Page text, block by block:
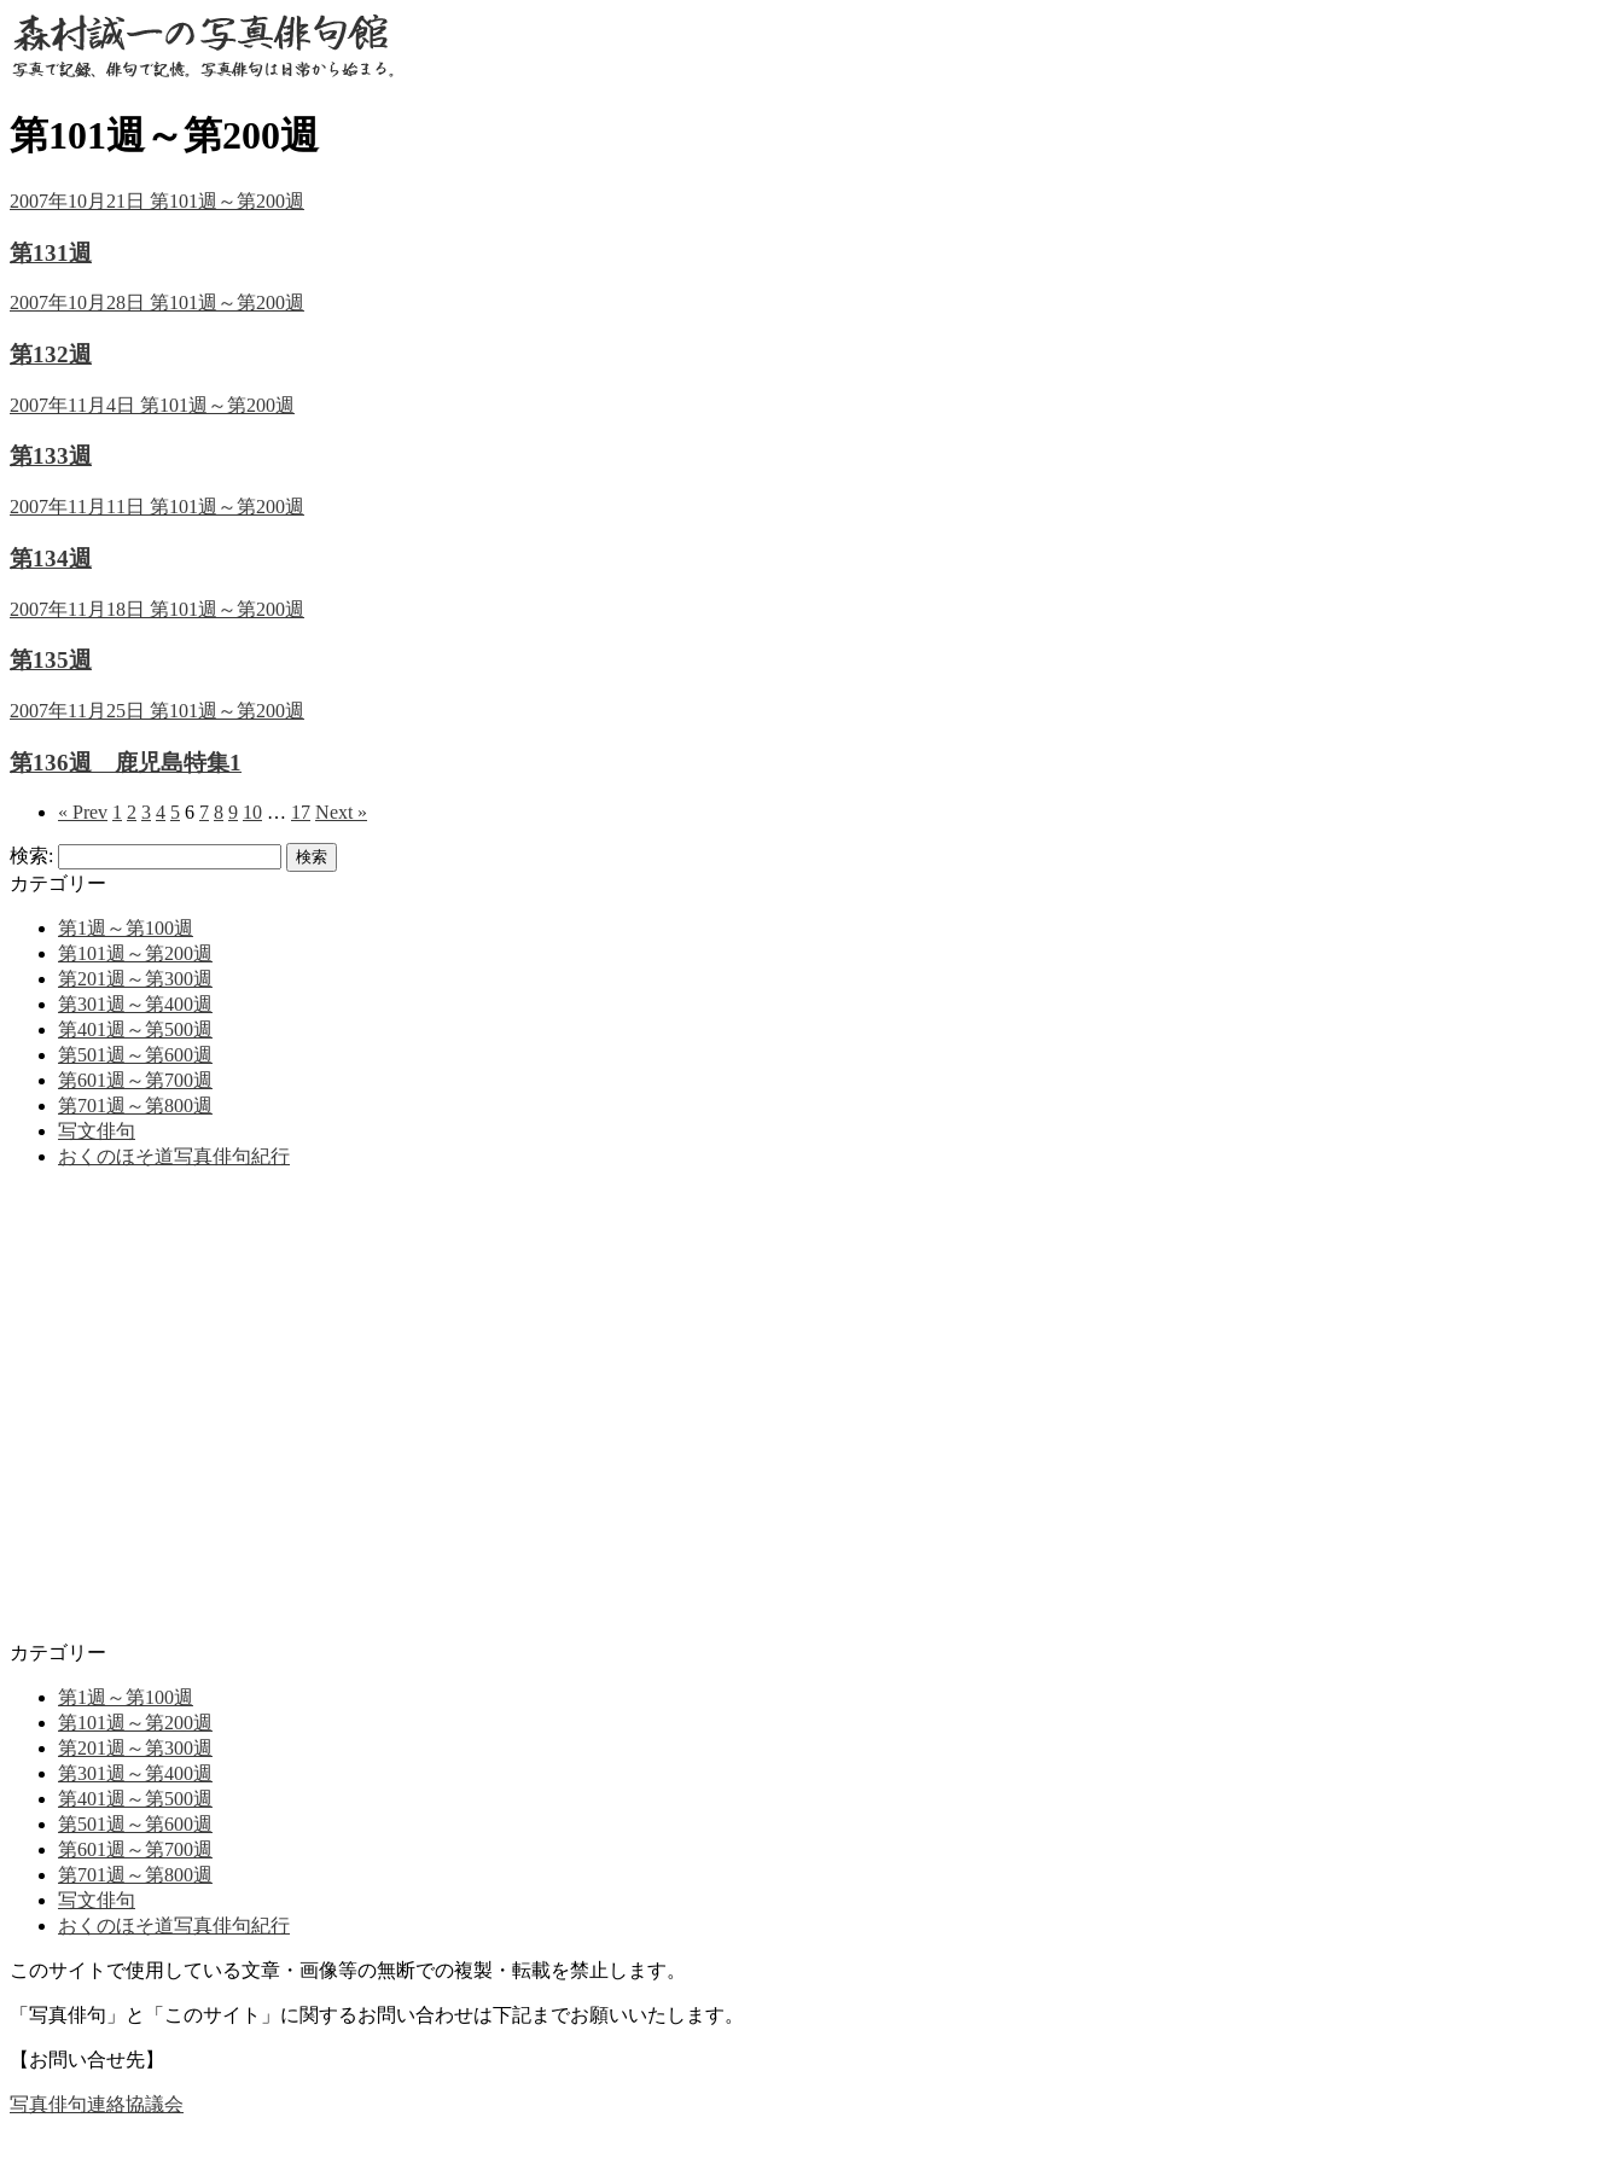
第101週～第200週
2007年10月21日 第101週～第200週
第131週
2007年10月28日 第101週～第200週
第132週
2007年11月4日 第101週～第200週
第133週
2007年11月11日 第101週～第200週
第134週
2007年11月18日 第101週～第200週
第135週
2007年11月25日 第101週～第200週
第136週 鹿児島特集1
« Prev 1 2 3 4 5 6 7 8 9 10 … 17 Next »
検索:
カテゴリー
第1週～第100週
第101週～第200週
第201週～第300週
第301週～第400週
第401週～第500週
第501週～第600週
第601週～第700週
第701週～第800週
写文俳句
おくのほそ道写真俳句紀行
カテゴリー
第1週～第100週
第101週～第200週
第201週～第300週
第301週～第400週
第401週～第500週
第501週～第600週
第601週～第700週
第701週～第800週
写文俳句
おくのほそ道写真俳句紀行
このサイトで使用している文章・画像等の無断での複製・転載を禁止します。
「写真俳句」と「このサイト」に関するお問い合わせは下記までお願いいたします。
【お問い合せ先】
写真俳句連絡協議会